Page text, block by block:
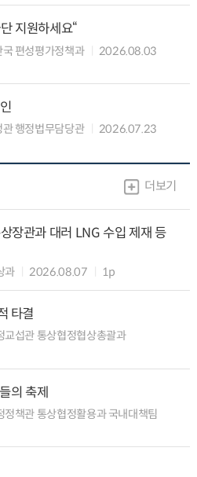
지원하세요“
편성평가정책과
2026.08.03
행정법무담당관
2026.07.23
더보기
장관과 대러 LNG 수입 제재 등
과 2026.08.07 1p
타결
교섭관 통상협정협상총괄과
의 축제
책관 통상협정활용과 국내대책팀